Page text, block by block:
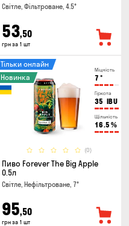
Світле, Фільтроване, 4.5°
53,50
грн за 1 шт
Міцність
7 °
Гіркота
35 IBU
Щільність
16.5 %
(0)
Тільки онлайн
Новинка
Пиво Forever The Big Apple
0.5л
Світле, Нефільтроване, 7°
95,50
грн за 1 шт